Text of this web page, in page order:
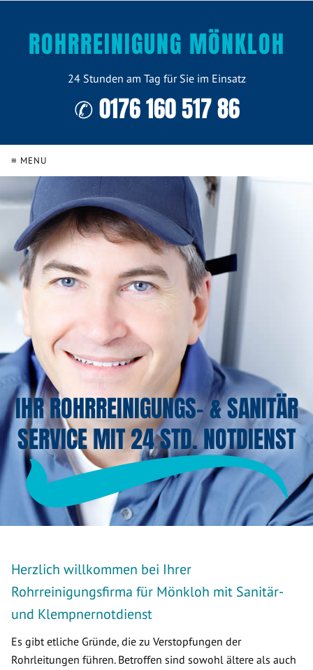
ROHRREINIGUNG MÖNKLOH
24 Stunden am Tag für Sie im Einsatz
✆ 0176 160 517 86
≡ MENU
IHR ROHRREINIGUNGS- & SANITÄR
SERVICE MIT 24 STD. NOTDIENST
Herzlich willkommen bei Ihrer
Rohrreinigungsfirma für Mönkloh mit Sanitär-
und Klempnernotdienst
Es gibt etliche Gründe, die zu Verstopfungen der
Rohrleitungen führen. Betroffen sind sowohl ältere als auch